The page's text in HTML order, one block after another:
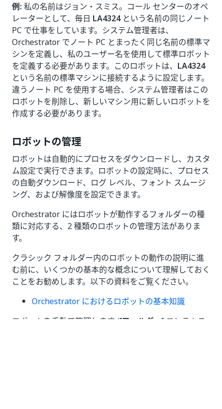
例: 私の名前はジョン・スミス。コール センターのオペ
レーターとして、毎日 LA4324という名前の同じノート
PC で仕事をしています。システム管理者は、
Orchestrator でノート PC とまったく同じ名前の標準マ
シンを定義し、私のユーザー名を使用して標準ロボット
を定義する必要があります。このロボットは、 LA4324
という名前の標準マシンに接続するように設定します。
違うノート PC を使用する場合、システム管理者はこの
ロボットを削除し、新しいマシン用に新しいロボットを
作成する必要があります。
ロボットの管理
ロボットは自動的にプロセスをダウンロードし、カスタ
ム設定で実行できます。ロボットの設定時に、プロセス
の自動ダウンロード、ログ レベル、フォント スムージ
ング、および解像度を設定できます。
Orchestrator にはロボットが動作するフォルダーの種
類に対応する、2 種類のロボットの管理方法がありま
す。
クラシック フォルダー内のロボットの動作の説明に進
む前に、いくつかの基本的な概念について理解しておく
ことをお勧めします。以下の資料をご覧ください。
Orchestrator におけるロボットの基本知識
ロボットを手動で管理します ([フォルダー] コンテキス